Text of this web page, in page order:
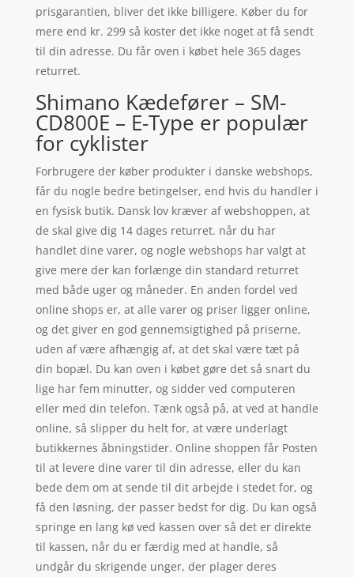
prisgarantien, bliver det ikke billigere. Køber du for
mere end kr. 299 så koster det ikke noget at få sendt
til din adresse. Du får oven i købet hele 365 dages
returret.
Shimano Kædefører – SM-
CD800E – E-Type er populær
for cyklister
Forbrugere der køber produkter i danske webshops,
får du nogle bedre betingelser, end hvis du handler i
en fysisk butik. Dansk lov kræver af webshoppen, at
de skal give dig 14 dages returret. når du har
handlet dine varer, og nogle webshops har valgt at
give mere der kan forlænge din standard returret
med både uger og måneder. En anden fordel ved
online shops er, at alle varer og priser ligger online,
og det giver en god gennemsigtighed på priserne,
uden af være afhængig af, at det skal være tæt på
din bopæl. Du kan oven i købet gøre det så snart du
lige har fem minutter, og sidder ved computeren
eller med din telefon. Tænk også på, at ved at handle
online, så slipper du helt for, at være underlagt
butikkernes åbningstider. Online shoppen får Posten
til at levere dine varer til din adresse, eller du kan
bede dem om at sende til dit arbejde i stedet for, og
få den løsning, der passer bedst for dig. Du kan også
springe en lang kø ved kassen over så det er direkte
til kassen, når du er færdig med at handle, så
undgår du skrigende unger, der plager deres